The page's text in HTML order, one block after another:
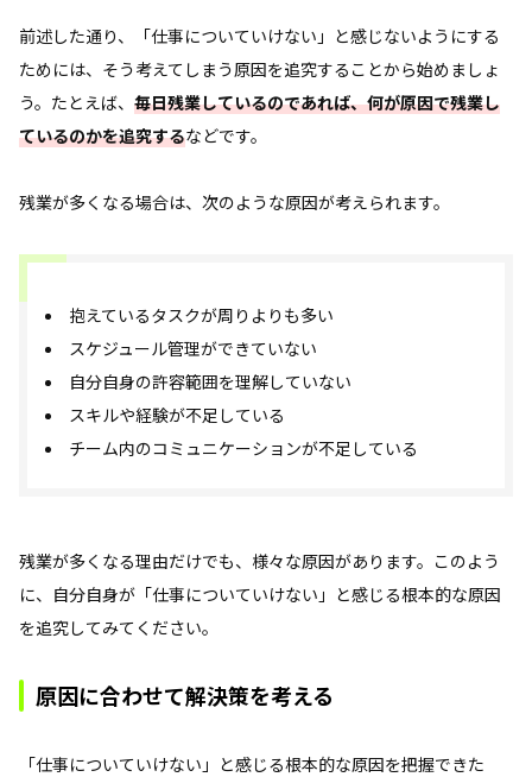
前述した通り、「仕事についていけない」と感じないようにする
ためには、そう考えてしまう原因を追究することから始めましょ
う。たとえば、 毎日残業しているのであれば、何が原因で残業し
ているのかを追究するなどです。
残業が多くなる場合は、次のような原因が考えられます。
抱えているタスクが周りよりも多い
スケジュール管理ができていない
自分自身の許容範囲を理解していない
スキルや経験が不足している
チーム内のコミュニケーションが不足している
残業が多くなる理由だけでも、様々な原因があります。このよう
に、自分自身が「仕事についていけない」と感じる根本的な原因
を追究してみてください。
原因に合わせて解決策を考える
「仕事についていけない」と感じる根本的な原因を把握できた